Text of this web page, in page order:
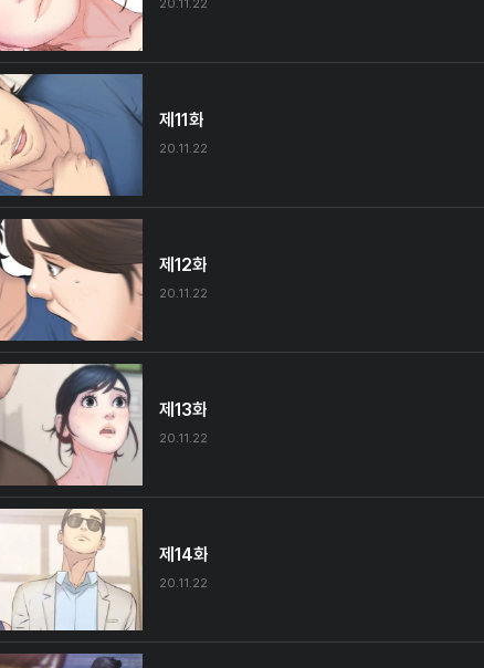
20.11.22
제11화
20.11.22
제12화
20.11.22
제13화
20.11.22
제14화
20.11.22